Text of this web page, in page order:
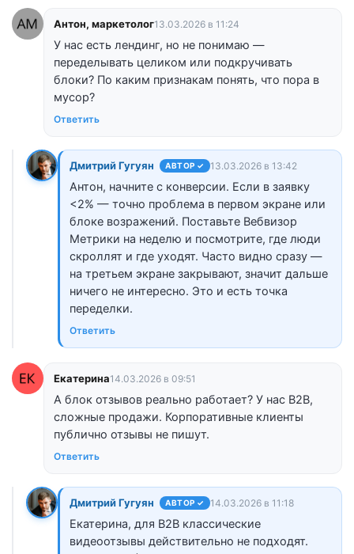
Антон, маркетолог13.03.2026 в 11:24
У нас есть лендинг, но не понимаю —
переделывать целиком или подкручивать
блоки? По каким признакам понять, что пора в
мусор?
Ответить
Дмитрий Гугуян АВТОР ✓ 13.03.2026 в 13:42
Антон, начните с конверсии. Если в заявку
<2% — точно проблема в первом экране или
блоке возражений. Поставьте Вебвизор
Метрики на неделю и посмотрите, где люди
скроллят и где уходят. Часто видно сразу —
на третьем экране закрывают, значит дальше
ничего не интересно. Это и есть точка
переделки.
Ответить
Екатерина14.03.2026 в 09:51
А блок отзывов реально работает? У нас B2B,
сложные продажи. Корпоративные клиенты
публично отзывы не пишут.
Ответить
Дмитрий Гугуян АВТОР ✓ 14.03.2026 в 11:18
Екатерина, для B2B классические
видеоотзывы действительно не подходят.